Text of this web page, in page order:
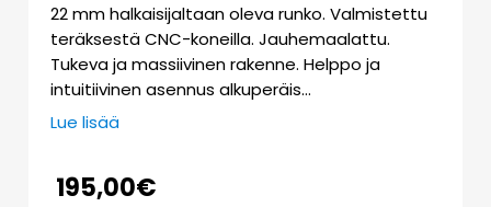
22 mm halkaisijaltaan oleva runko. Valmistettu
teräksestä CNC-koneilla. Jauhemaalattu.
Tukeva ja massiivinen rakenne. Helppo ja
intuitiivinen asennus alkuperäis…
Lue lisää
195,00€